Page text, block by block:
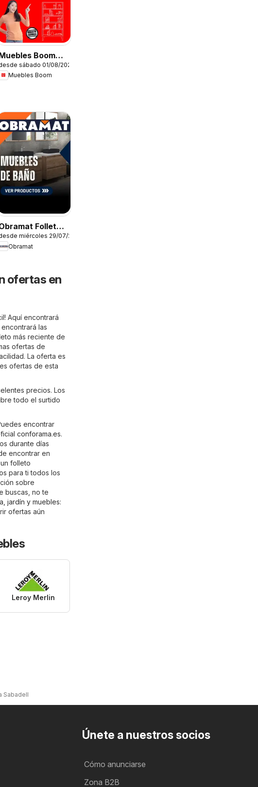
Boom
sábado 01/08/2026
Muebles Boom
Folleto -
de baño
miércoles 29/07/2026
Obramat
ofertas en
Aquí encontrará
encontrará las
más reciente de
ofertas de
La oferta es
ofertas de esta
precios. Los
todo el surtido
encontrar
conforama.es.
durante días
encontrar en
folleto
para ti todos los
sobre
buscas, no te
jardín y muebles:
ofertas aún
Leroy Merlin
Sabadell
Únete a nuestros socios
Cómo anunciarse
Zona B2B